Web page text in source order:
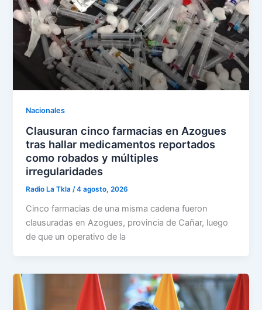
Nacionales
Clausuran cinco farmacias en Azogues
tras hallar medicamentos reportados
como robados y múltiples
irregularidades
Radio La Tkla /4 agosto, 2026
Cinco farmacias de una misma cadena fueron
clausuradas en Azogues, provincia de Cañar, luego
de que un operativo de la